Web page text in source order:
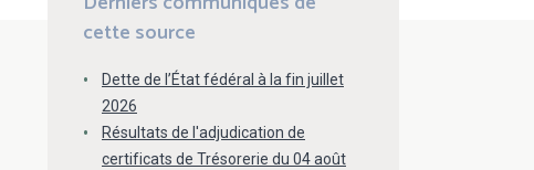
cette source
Dette de l’État fédéral à la fin juillet
2026
Résultats de l'adjudication de
certificats de Trésorerie du 04 août